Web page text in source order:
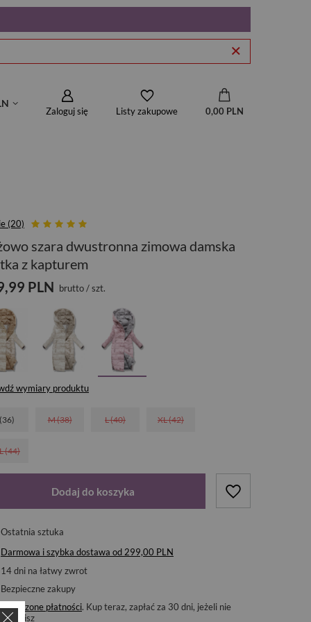
Zaloguj się Listy zakupowe 0,00 PLN
(20)
szara dwustronna zimowa damska
z kapturem
PLN brutto/szt.
wymiary produktu
M (38) L (40) XL (42)
(44)
Dodaj do koszyka
Ostatnia sztuka
Darmowa i szybka dostawa od299,00 PLN
14dni na łatwy zwrot
Bezpieczne zakupy
Odroczone płatności. Kup teraz, zapłać za 30 dni, jeżeli nie
zwrócisz